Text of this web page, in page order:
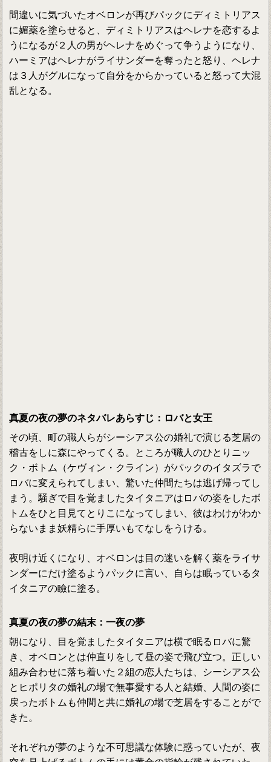
間違いに気づいたオベロンが再びパックにディミトリアス
に媚薬を塗らせると、ディミトリアスはヘレナを恋するよ
うになるが２人の男がヘレナをめぐって争うようになり、
ハーミアはヘレナがライサンダーを奪ったと怒り、ヘレナ
は３人がグルになって自分をからかっていると怒って大混
乱となる。
真夏の夜の夢のネタバレあらすじ：ロバと女王
その頃、町の職人らがシーシアス公の婚礼で演じる芝居の
稽古をしに森にやってくる。ところが職人のひとりニッ
ク・ボトム（ケヴィン・クライン）がパックのイタズラで
ロバに変えられてしまい、驚いた仲間たちは逃げ帰ってし
まう。騒ぎで目を覚ましたタイタニアはロバの姿をしたボ
トムをひと目見てとりこになってしまい、彼はわけがわか
らないまま妖精らに手厚いもてなしをうける。
夜明け近くになり、オベロンは目の迷いを解く薬をライサ
ンダーにだけ塗るようパックに言い、自らは眠っているタ
イタニアの瞼に塗る。
真夏の夜の夢の結末：一夜の夢
朝になり、目を覚ましたタイタニアは横で眠るロバに驚
き、オベロンとは仲直りをして昼の姿で飛び立つ。正しい
組み合わせに落ち着いた２組の恋人たちは、シーシアス公
とヒポリタの婚礼の場で無事愛する人と結婚、人間の姿に
戻ったボトムも仲間と共に婚礼の場で芝居をすることがで
きた。
それぞれが夢のような不可思議な体験に惑っていたが、夜